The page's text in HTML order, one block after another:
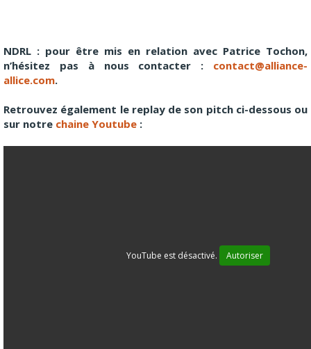
NDRL : pour être mis en relation avec Patrice Tochon,
n’hésitez pas à nous contacter : contact@alliance-
allice.com.
Retrouvez également le replay de son pitch ci-dessous ou
sur notre chaine Youtube :
YouTube est désactivé. Autoriser